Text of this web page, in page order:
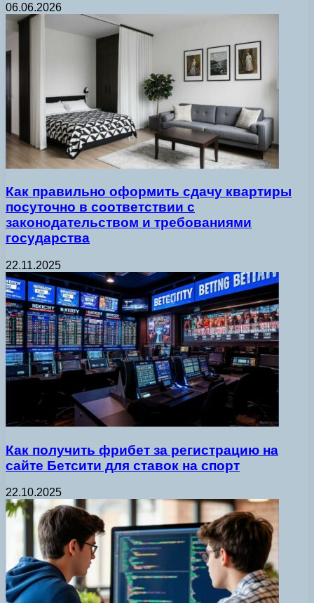
06.06.2026
Как правильно оформить сдачу квартиры
посуточно в соответствии с
законодательством и требованиями
государства
22.11.2025
Как получить фрибет за регистрацию на
сайте Бетсити для ставок на спорт
22.10.2025